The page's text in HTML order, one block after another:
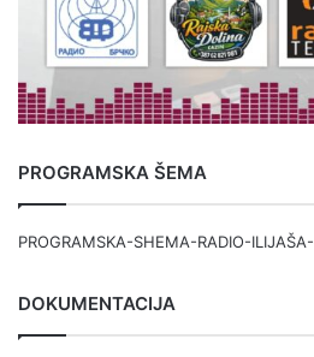
PROGRAMSKA ŠEMA
PROGRAMSKA-SHEMA-RADIO-ILIJAŠA-
DOKUMENTACIJA